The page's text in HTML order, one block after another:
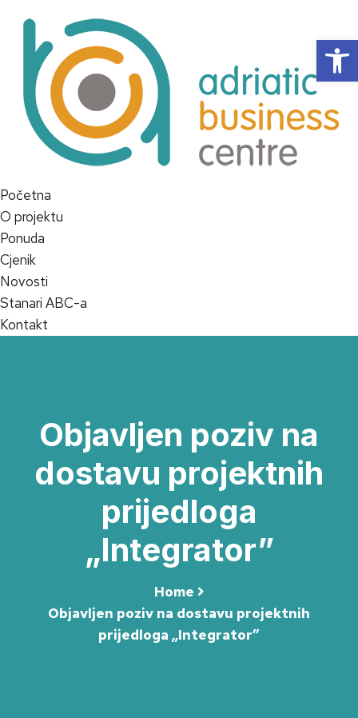
Početna
O projektu
Ponuda
Cjenik
Novosti
Stanari ABC-a
Kontakt
Objavljen poziv na
dostavu projektnih
prijedloga
„Integrator”
Home
Objavljen poziv na dostavu projektnih
prijedloga „Integrator”